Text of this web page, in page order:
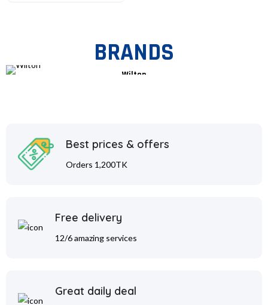
BRANDS
Wilton
Best prices & offers
Orders 1,200TK
Free delivery
12/6 amazing services
Great daily deal